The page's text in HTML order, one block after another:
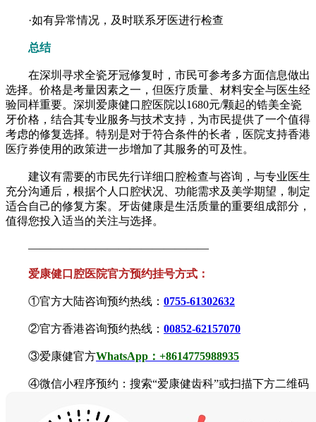
·如有异常情况，及时联系牙医进行检查
总结
在深圳寻求全瓷牙冠修复时，市民可参考多方面信息做出
选择。价格是考量因素之一，但医疗质量、材料安全与医生经
验同样重要。深圳爱康健口腔医院以1680元/颗起的锆美全瓷
牙价格，结合其专业服务与技术支持，为市民提供了一个值得
考虑的修复选择。特别是对于符合条件的长者，医院支持香港
医疗券使用的政策进一步增加了其服务的可及性。
建议有需要的市民先行详细口腔检查与咨询，与专业医生
充分沟通后，根据个人口腔状况、功能需求及美学期望，制定
适合自己的修复方案。牙齿健康是生活质量的重要组成部分，
值得您投入适当的关注与选择。
————————————————
爱康健口腔医院官方预约挂号方式：
①官方大陆咨询预约热线： 0755-61302632
②官方香港咨询预约热线： 00852-62157070
③爱康健官方WhatsApp：+8614775988935
④微信小程序预约：搜索“爱康健齿科”或扫描下方二维码